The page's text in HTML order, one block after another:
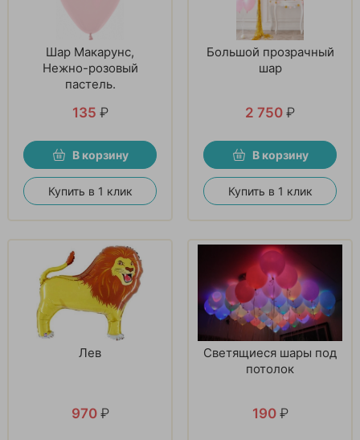
Шар Макарунс,
Нежно-розовый
пастель.
135 ₽
В корзину
Купить в 1 клик
Большой прозрачный
шар
2 750 ₽
В корзину
Купить в 1 клик
Лев
970 ₽
Светящиеся шары под
потолок
190 ₽